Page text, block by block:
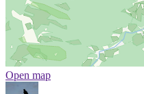
Open map